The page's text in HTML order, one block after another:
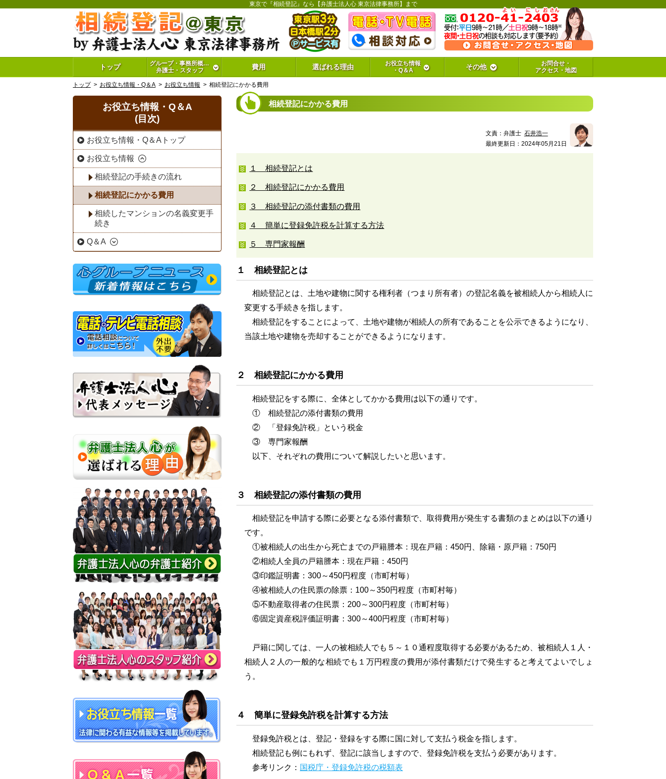
東京で『相続登記』なら【弁護士法人心 東京法律事務所】まで
トップ
グループ・事務所概要・
弁護士・スタッフ
費用 選ばれる理由
お役立ち情報
・Q＆A
その他
お問合せ・
アクセス・地図
トップ お役立ち情報・Q＆A お役立ち情報 相続登記にかかる費用
相続登記にかかる費用
文責： 弁護士 石井浩一
最終更新日：2024年05月21日
１ 相続登記とは
２ 相続登記にかかる費用
３ 相続登記の添付書類の費用
４ 簡単に登録免許税を計算する方法
５ 専門家報酬
１ 相続登記とは
相続登記とは、土地や建物に関する権利者（つまり所有者）の登記名義を被相続人から相続人に
変更する手続きを指します。
相続登記をすることによって、土地や建物が相続人の所有であることを公示できるようになり、
当該土地や建物を売却することができるようになります。
２ 相続登記にかかる費用
相続登記をする際に、全体としてかかる費用は以下の通りです。
① 相続登記の添付書類の費用
② 「登録免許税」という税金
③ 専門家報酬
以下、それぞれの費用について解説したいと思います。
３ 相続登記の添付書類の費用
相続登記を申請する際に必要となる添付書類で、取得費用が発生する書類のまとめは以下の通り
です。
①被相続人の出生から死亡までの戸籍謄本：現在戸籍：450円、除籍・原戸籍：750円
②相続人全員の戸籍謄本：現在戸籍：450円
③印鑑証明書：300～450円程度（市町村毎）
④被相続人の住民票の除票：100～350円程度（市町村毎）
⑤不動産取得者の住民票：200～300円程度（市町村毎）
⑥固定資産税評価証明書：300～400円程度（市町村毎）
戸籍に関しては、一人の被相続人でも５～１０通程度取得する必要があるため、被相続人１人・
相続人２人の一般的な相続でも１万円程度の費用が添付書類だけで発生すると考えてよいでしょ
う。
４ 簡単に登録免許税を計算する方法
登録免許税とは、登記・登録をする際に国に対して支払う税金を指します。
相続登記も例にもれず、登記に該当しますので、登録免許税を支払う必要があります。
参考リンク： 国税庁・登録免許税の税額表
お役立ち情報・Q＆A
(目次)
お役立ち情報・Q＆Aトップ
お役立ち情報
相続登記の手続きの流れ
相続登記にかかる費用
相続したマンションの名義変更手
続き
Q＆A